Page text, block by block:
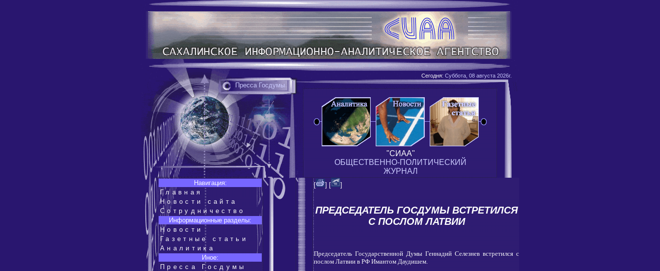
Сегодня: Суббота, 08 августа 2026г.
Пресса Госдумы
"СИАА"
ОБЩЕСТВЕННО-ПОЛИТИЧЕСКИЙ
ЖУРНАЛ
Навигация:
Главная
Новости сайта
Сотрудничество
Информационные разделы:
Новости
Газетные статьи
Аналитика
Иное:
Пресса Госдумы
[ ] [ ]
ПРЕДСЕДАТЕЛЬ ГОСДУМЫ ВСТРЕТИЛСЯ
С ПОСЛОМ ЛАТВИИ
Председатель Государственной Думы Геннадий Селезнев встретился с
послом Латвии в РФ Имантом Даудишем.